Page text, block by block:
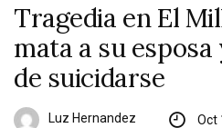
Tragedia en El
mata a su
de suicidarse
Luz Hernandez Oct